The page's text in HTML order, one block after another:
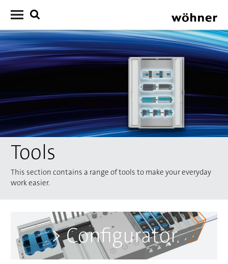
Tools
This section contains a range of tools to make your everyday
work easier.
> Configurator